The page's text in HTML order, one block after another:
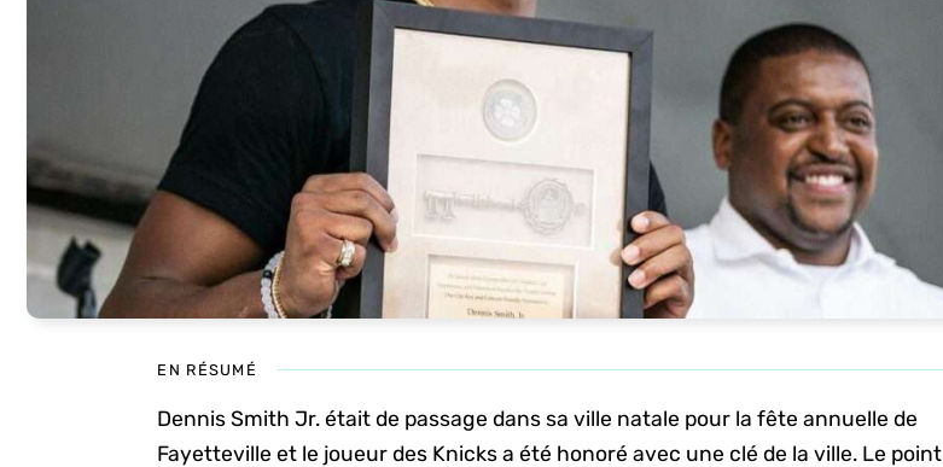
EN RÉSUMÉ
Dennis Smith Jr. était de passage dans sa ville natale pour la fête annuelle de
Fayetteville et le joueur des Knicks a été honoré avec une clé de la ville. Le point